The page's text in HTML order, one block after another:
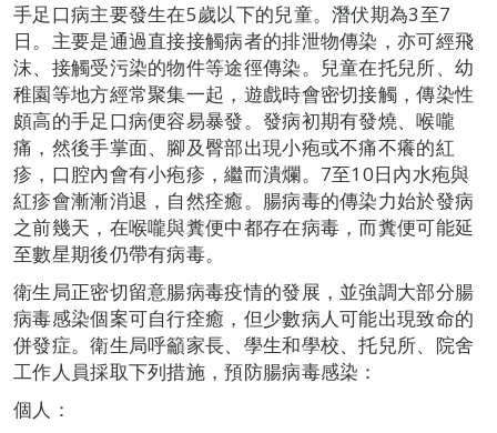
手足口病主要發生在5歲以下的兒童。潛伏期為3至7
日。主要是通過直接接觸病者的排泄物傳染，亦可經飛
沫、接觸受污染的物件等途徑傳染。兒童在托兒所、幼
稚園等地方經常聚集一起，遊戲時會密切接觸，傳染性
頗高的手足口病便容易暴發。發病初期有發燒、喉嚨
痛，然後手掌面、腳及臀部出現小疱或不痛不癢的紅
疹，口腔內會有小疱疹，繼而潰爛。7至10日內水疱與
紅疹會漸漸消退，自然痊癒。腸病毒的傳染力始於發病
之前幾天，在喉嚨與糞便中都存在病毒，而糞便可能延
至數星期後仍帶有病毒。
衛生局正密切留意腸病毒疫情的發展，並強調大部分腸
病毒感染個案可自行痊癒，但少數病人可能出現致命的
併發症。衛生局呼籲家長、學生和學校、托兒所、院舍
工作人員採取下列措施，預防腸病毒感染：
個人：